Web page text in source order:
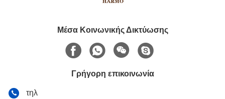
Μέσα Κοινωνικής Δικτύωσης
Γρήγορη επικοινωνία
τηλ